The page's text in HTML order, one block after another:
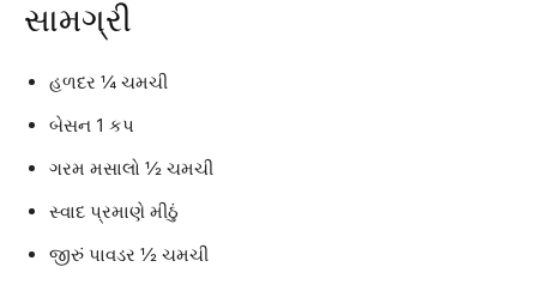
સામગ્રી
હળદર ¼ ચમચી
બેસન 1 કપ
ગરમ મસાલો ½ ચમચી
સ્વાદ પ્રમાણે મીઠું
જીરું પાવડર ½ ચમચી